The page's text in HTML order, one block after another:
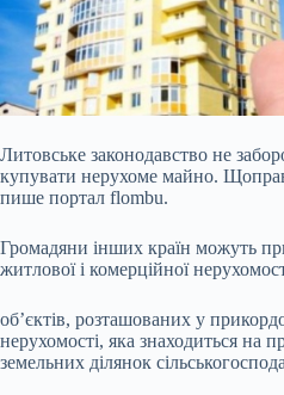
Литовське законодавство не
купувати нерухоме майно.
пише портал flombu.
Громадяни інших країн можуть
житлової і комерційної
об’єктів, розташованих у
нерухомості, яка знаходиться на
земельних ділянок